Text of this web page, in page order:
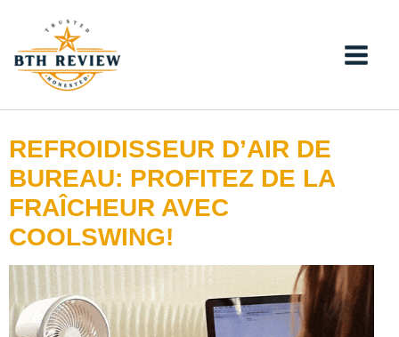
contenu
REFROIDISSEUR D’AIR DE
BUREAU: PROFITEZ DE LA
FRAÎCHEUR AVEC
COOLSWING!